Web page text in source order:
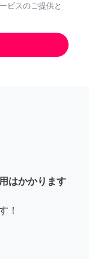
ビスのご提供と
はかかります
！